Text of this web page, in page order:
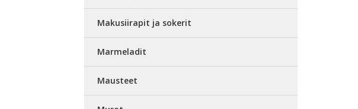
Makusiirapit ja sokerit
Marmeladit
Mausteet